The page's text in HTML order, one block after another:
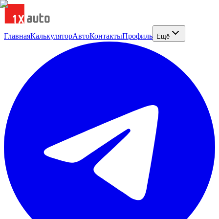
ГлавнаяКалькуляторАвтоКонтактыПрофиль Ещё